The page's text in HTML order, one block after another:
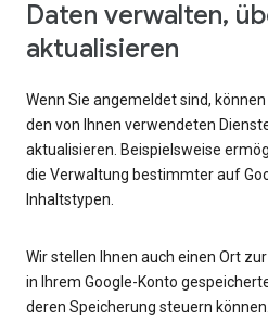
Daten verwalten,
aktualisieren
Wenn Sie angemeldet sind,
den von Ihnen verwendeten
aktualisieren. Beispielsweise
die Verwaltung bestimmter auf
Inhaltstypen.
Wir stellen Ihnen auch einen Ort
in Ihrem Google-Konto
deren Speicherung steuern